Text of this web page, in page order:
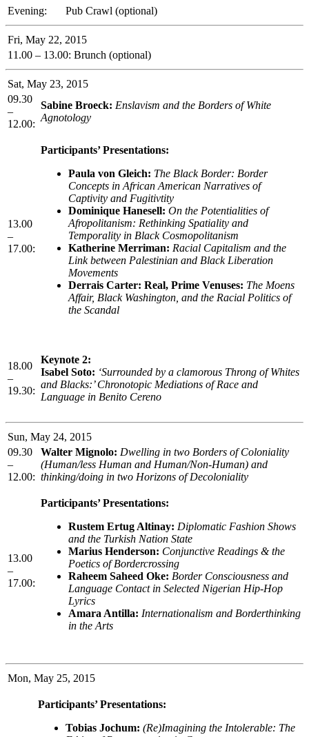
Evening: Pub Crawl (optional)
Fri, May 22, 2015
11.00 – 13.00: Brunch (optional)
Sat, May 23, 2015
09.30
–
12.00:
Sabine Broeck: Enslavism and the Borders of White
Agnotology
13.00
–
17.00:
Participants’ Presentations:
Paula von Gleich: The Black Border: Border
Concepts in African American Narratives of
Captivity and Fugitivtity
Dominique Hanesell: On the Potentialities of
Afropolitanism: Rethinking Spatiality and
Temporality in Black Cosmopolitanism
Katherine Merriman: Racial Capitalism and the
Link between Palestinian and Black Liberation
Movements
Derrais Carter: Real, Prime Venuses: The Moens
Affair, Black Washington, and the Racial Politics of
the Scandal
18.00
–
19.30:
Keynote 2:
Isabel Soto: ‘Surrounded by a clamorous Throng of Whites
and Blacks:’ Chronotopic Mediations of Race and
Language in Benito Cereno
Sun, May 24, 2015
09.30
–
12.00:
Walter Mignolo: Dwelling in two Borders of Coloniality
(Human/less Human and Human/Non-Human) and
thinking/doing in two Horizons of Decoloniality
13.00
–
17.00:
Participants’ Presentations:
Rustem Ertug Altinay: Diplomatic Fashion Shows
and the Turkish Nation State
Marius Henderson: Conjunctive Readings & the
Poetics of Bordercrossing
Raheem Saheed Oke: Border Consciousness and
Language Contact in Selected Nigerian Hip-Hop
Lyrics
Amara Antilla: Internationalism and Borderthinking
in the Arts
Mon, May 25, 2015
Participants’ Presentations:
Tobias Jochum: (Re)Imagining the Intolerable: The